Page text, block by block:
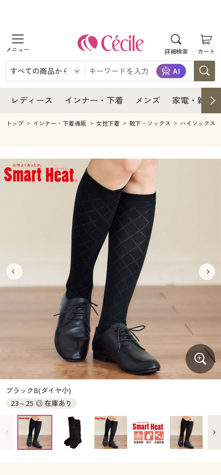
詳細検索 カート
商品を探す
レディース
レディースファッション
インナー・下着
インナー・下着通販すべて
メンズ下着
ジュニア・ティーンズ下着
メンズ
メンズファッション
家電・雑貨すべて
キッチン・雑貨・日用品
寝具・インテリア・家具
寝具・インテリア・家具通販すべて
カーテン・ラグ・ファブリック
美容・健康通販すべて
美容・健康・サプリメント
制服・スクールすべて
制服・学生服
ジュニア・ティーンズ下着
大きいサイズ通販すべて
大きいサイズ レディース服
大きいサイズ レディース下着
大きいサイズ メンズ
大きいサイズ 事務・制服
バーゲン
バーゲンセール
シークレットセール
商品カテゴリ一覧
カタログ・チラシからのご注文
デジタルカタログ
カタログ無料プレゼント
レディース インナー・下着 メンズ 家電・雑貨
レディース
レディース通販すべて
レディースファッション
インナー・下着
インナー・下着通販すべて
ジュニア・ティーンズ下着
メンズ
メンズ下着
家電
キッチン・雑貨・日用品
寝具・インテリア・家具通販すべて
カーテン・ラグ・ファブリック
美容・健康
美容・健康通販すべて
美容・健康・サプリメント
制服・スクールすべて
ジュニア・ティーンズ下着
大きいサイズ通販すべて
大きいサイズ レディース服
大きいサイズ レディース下着
大きいサイズ メンズ
大きいサイズ 事務・制服
バーゲンセール
シークレットセール
詳細検索
商品カテゴリ一覧
カタログ・チラシからのご注文
カタログ無料プレゼント
会員メニュー
トップ インナー・下着通販 女性下着 靴下・ソックス ハイソックス
ブラックB(ダイヤ小)
23～25 ◎ 在庫あり